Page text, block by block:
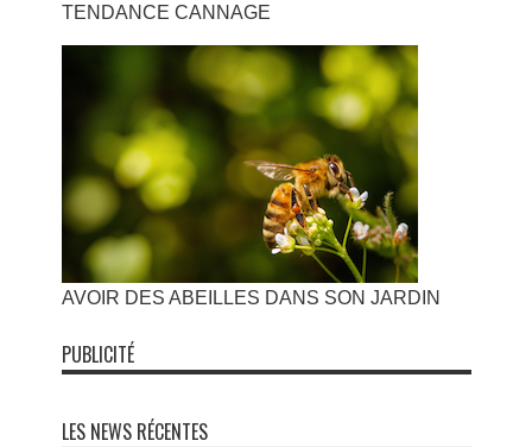
TENDANCE CANNAGE
AVOIR DES ABEILLES DANS SON JARDIN
PUBLICITÉ
LES NEWS RÉCENTES